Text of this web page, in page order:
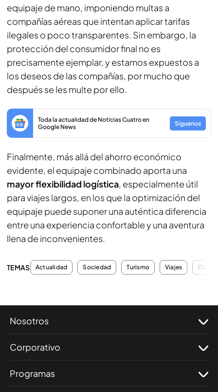
equipaje de mano, imponiendo multas a
compañías aéreas que intentan aplicar tarifas
ilegales o poco transparentes. Sin embargo, la
protección del consumidor final no es
precisamente ejemplar, y estamos expuestos a
los deseos de las compañías, por mucho que
después se les multe por ello.
Toda la actualidad de Noticias Cuatro en
Google News
Síguenos
Finalmente, más allá del ahorro económico
evidente, el equipaje combinado aporta una
mayor flexibilidad logística, especialmente útil
para viajes largos, en los que la optimización del
equipaje puede suponer una auténtica diferencia
entre una experiencia confortable y una aventura
llena de inconvenientes.
TEMAS Actualidad Sociedad Turismo Viajes
Nosotros
Corporativo
Programas